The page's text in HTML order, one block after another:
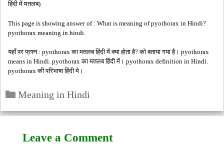
हिंदी में मतलब)
This page is showing answer of : What is meaning of pyothorax in Hindi?
pyothorax meaning in hindi.
यहाँ पर प्रश्न : pyothorax का मतलब हिंदी में क्या होता है? को बताया गया है। pyothorax
means in Hindi. pyothorax का मतलब हिंदी में। pyothorax definition in Hindi.
pyothorax की परिभाषा हिंदी मे।
Categories
Meaning in Hindi
Leave a Comment